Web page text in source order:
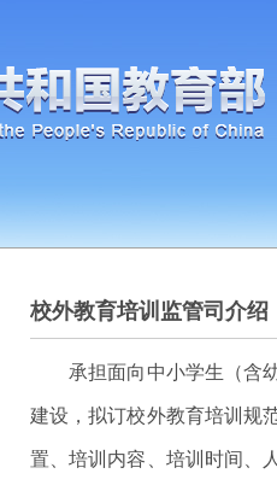
校外教育培训监管司介绍
承担面向中小学生（含幼
建设，拟订校外教育培训规
置、培训内容、培训时间、